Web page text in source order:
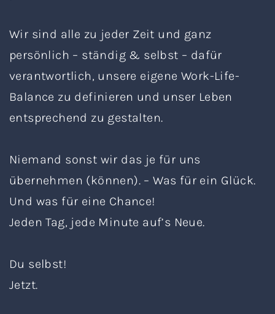
Wir sind alle zu jeder Zeit und ganz
persönlich – ständig & selbst – dafür
verantwortlich, unsere eigene Work-Life-
Balance zu definieren und unser Leben
entsprechend zu gestalten.
Niemand sonst wir das je für uns
übernehmen (können). – Was für ein Glück.
Und was für eine Chance!
Jeden Tag, jede Minute auf’s Neue.
Du selbst!
Jetzt.